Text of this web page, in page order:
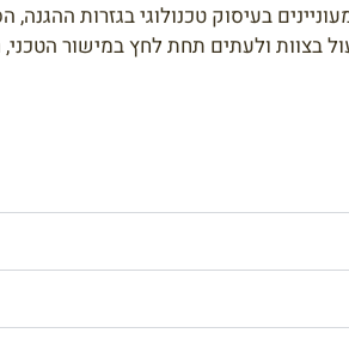
בעיסוק טכנולוגי בגזרות ההגנה,
ולעתים תחת לחץ במישור הטכני,